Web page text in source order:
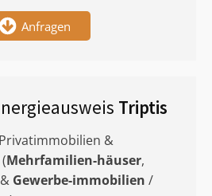
Anfragen
Triptis
&
(Mehrfamilien-häuser,
& Gewerbe-immobilien /